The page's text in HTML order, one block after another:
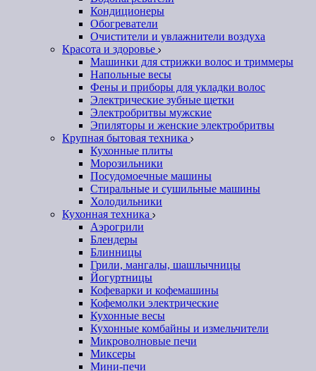
Кондиционеры
Обогреватели
Очистители и увлажнители воздуха
Красота и здоровье
Машинки для стрижки волос и триммеры
Напольные весы
Фены и приборы для укладки волос
Электрические зубные щетки
Электробритвы мужские
Эпиляторы и женские электробритвы
Крупная бытовая техника
Кухонные плиты
Морозильники
Посудомоечные машины
Стиральные и сушильные машины
Холодильники
Кухонная техника
Аэрогрили
Блендеры
Блинницы
Грили, мангалы, шашлычницы
Йогуртницы
Кофеварки и кофемашины
Кофемолки электрические
Кухонные весы
Кухонные комбайны и измельчители
Микроволновые печи
Миксеры
Мини-печи